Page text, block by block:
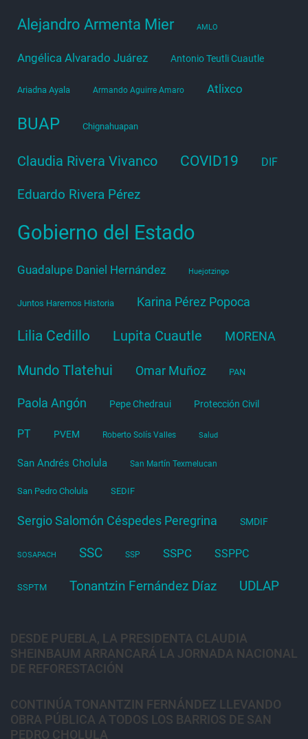
Alejandro Armenta Mier AMLO
Angélica Alvarado Juárez Antonio Teutli Cuautle
Ariadna Ayala Armando Aguirre Amaro Atlixco
BUAP Chignahuapan
Claudia Rivera Vivanco COVID19 DIF
Eduardo Rivera Pérez
Gobierno del Estado
Guadalupe Daniel Hernández Huejotzingo
Juntos Haremos Historia Karina Pérez Popoca
Lilia Cedillo Lupita Cuautle MORENA
Mundo Tlatehui Omar Muñoz PAN
Paola Angón Pepe Chedraui Protección Civil
PT PVEM Roberto Solís Valles Salud
San Andrés Cholula San Martín Texmelucan
San Pedro Cholula SEDIF
Sergio Salomón Céspedes Peregrina SMDIF
SOSAPACH SSC SSP SSPC SSPPC
SSPTM Tonantzin Fernández Díaz UDLAP
DESDE PUEBLA, LA PRESIDENTA CLAUDIA
SHEINBAUM ARRANCARÁ LA JORNADA NACIONAL
DE REFORESTACIÓN
CONTINÚA TONANTZIN FERNÁNDEZ LLEVANDO
OBRA PÚBLICA A TODOS LOS BARRIOS DE SAN
PEDRO CHOLULA